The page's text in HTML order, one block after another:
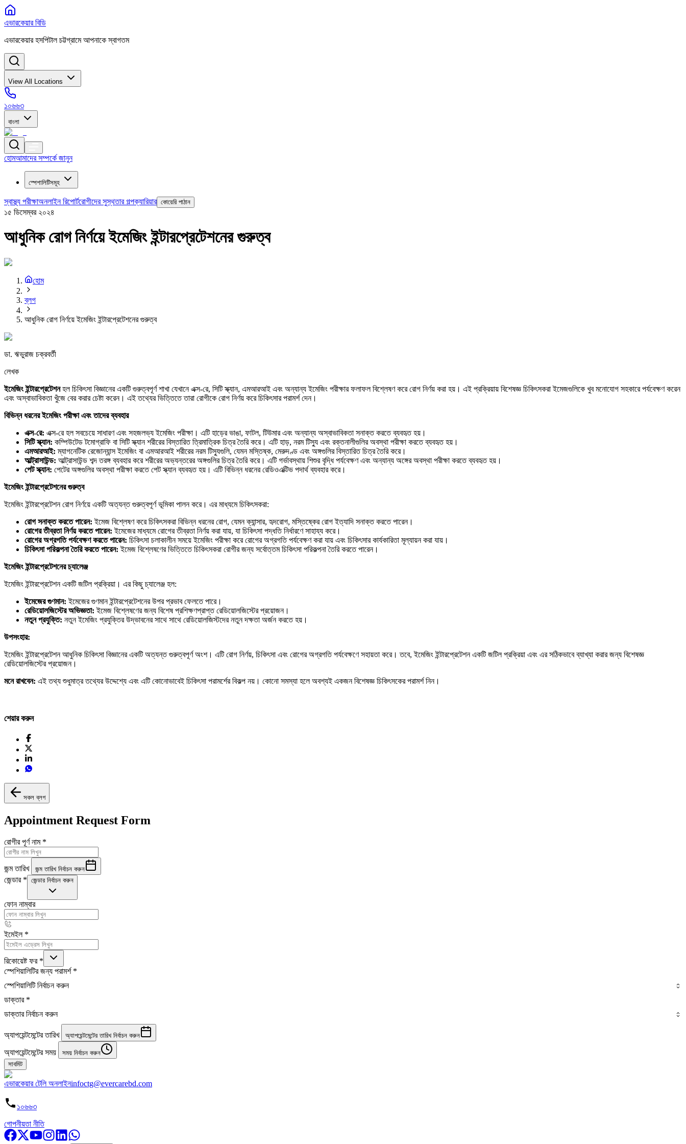
এভারকেয়ার বিডি
এভারকেয়ার হসপিটাল চট্টগ্রামে আপনাকে স্বাগতম
View All Locations
১০৬৬৩
বাংলা
হোমআমাদের সম্পর্কে জানুন
স্পেশালিটিসমূহ
স্বাস্থ্য পরীক্ষাঅনলাইন রিপোর্টরোগীদের সুস্থতার গল্পক্যারিয়ার কোয়েরি পাঠান
১৫ ডিসেম্বর ২০২৪
আধুনিক রোগ নির্ণয়ে ইমেজিং ইন্টারপ্রেটেশনের গুরুত্ব
হোম
ব্লগ
আধুনিক রোগ নির্ণয়ে ইমেজিং ইন্টারপ্রেটেশনের গুরুত্ব
ডা. ঋভুরাজ চক্রবর্তী
লেখক
ইমেজিংইন্টারপ্রেটেশনহল চিকিৎসা বিজ্ঞানের একটি গুরুত্বপূর্ণ শাখা যেখানে এক্স-রে, সিটি স্ক্যান, এমআরআই এবং অন্যান্য ইমেজিং পরীক্ষার ফলাফল বিশ্লেষণ করে রোগ নির্ণয় করা হয়। এই প্রক্রিয়ায় বিশেষজ্ঞ চিকিৎসকরা ইমেজগুলিকে খুব মনোযোগ সহকারে পর্যবেক্ষণ করেন
এবং অস্বাভাবিকতা খুঁজে বের করার চেষ্টা করেন। এই তথ্যের ভিত্তিতে তারা রোগীকে রোগ নির্ণয় করে চিকিৎসার পরামর্শ দেন।
বিভিন্নধরনেরইমেজিংপরীক্ষাএবংতাদেরব্যবহার
এক্স-রে: এক্স-রে হল সবচেয়ে সাধারণ এবং সহজলভ্য ইমেজিং পরীক্ষা। এটি হাড়ের ভাঙা, ফাটল, টিউমার এবং অন্যান্য অস্বাভাবিকতা সনাক্ত করতে ব্যবহৃত হয়।
সিটিস্ক্যান: কম্পিউটেড টমোগ্রাফি বা সিটি স্ক্যান শরীরের বিস্তারিত ত্রিমাত্রিক চিত্র তৈরি করে। এটি হাড়, নরম টিস্যু এবং রক্তনালীগুলির অবস্থা পরীক্ষা করতে ব্যবহৃত হয়।
এমআরআই: ম্যাগনেটিক রেজোন্যান্স ইমেজিং বা এমআরআই শরীরের নরম টিস্যুগুলি, যেমন মস্তিষ্ক, মেরুদণ্ড এবং অঙ্গগুলির বিস্তারিত চিত্র তৈরি করে।
আল্ট্রাসাউন্ড: আল্ট্রাসাউন্ড শব্দ তরঙ্গ ব্যবহার করে শরীরের অভ্যন্তরের অঙ্গগুলির চিত্র তৈরি করে। এটি গর্ভাবস্থায় শিশুর বৃদ্ধি পর্যবেক্ষণ এবং অন্যান্য অঙ্গের অবস্থা পরীক্ষা করতে ব্যবহৃত হয়।
পেটস্ক্যান: পেটের অঙ্গগুলির অবস্থা পরীক্ষা করতে পেট স্ক্যান ব্যবহৃত হয়। এটি বিভিন্ন ধরনের রেডিওএক্টিভ পদার্থ ব্যবহার করে।
ইমেজিংইন্টারপ্রেটেশনেরগুরুত্ব
ইমেজিং ইন্টারপ্রেটেশন রোগ নির্ণয়ে একটি অত্যন্ত গুরুত্বপূর্ণ ভূমিকা পালন করে। এর মাধ্যমে চিকিৎসকরা:
রোগসনাক্তকরতেপারেন: ইমেজ বিশ্লেষণ করে চিকিৎসকরা বিভিন্ন ধরনের রোগ, যেমন ক্যান্সার, হৃদরোগ, মস্তিষ্কের রোগ ইত্যাদি সনাক্ত করতে পারেন।
রোগেরতীব্রতানির্ণয়করতেপারেন: ইমেজের মাধ্যমে রোগের তীব্রতা নির্ণয় করা যায়, যা চিকিৎসা পদ্ধতি নির্ধারণে সাহায্য করে।
রোগেরঅগ্রগতিপর্যবেক্ষণকরতেপারেন: চিকিৎসা চলাকালীন সময়ে ইমেজিং পরীক্ষা করে রোগের অগ্রগতি পর্যবেক্ষণ করা যায় এবং চিকিৎসার কার্যকারিতা মূল্যায়ন করা যায়।
চিকিৎসাপরিকল্পনাতৈরিকরতেপারেন: ইমেজ বিশ্লেষণের ভিত্তিতে চিকিৎসকরা রোগীর জন্য সর্বোত্তম চিকিৎসা পরিকল্পনা তৈরি করতে পারেন।
ইমেজিংইন্টারপ্রেটেশনেরচ্যালেঞ্জ
ইমেজিং ইন্টারপ্রেটেশন একটি জটিল প্রক্রিয়া। এর কিছু চ্যালেঞ্জ হল:
ইমেজেরগুণমান: ইমেজের গুণমান ইন্টারপ্রেটেশনের উপর প্রভাব ফেলতে পারে।
রেডিয়োলজিস্টেরঅভিজ্ঞতা: ইমেজ বিশ্লেষণের জন্য বিশেষ প্রশিক্ষণপ্রাপ্ত রেডিয়োলজিস্টের প্রয়োজন।
নতুনপ্রযুক্তি: নতুন ইমেজিং প্রযুক্তির উদ্ভাবনের সাথে সাথে রেডিয়োলজিস্টদের নতুন দক্ষতা অর্জন করতে হয়।
উপসংহার:
ইমেজিং ইন্টারপ্রেটেশন আধুনিক চিকিৎসা বিজ্ঞানের একটি অত্যন্ত গুরুত্বপূর্ণ অংশ। এটি রোগ নির্ণয়, চিকিৎসা এবং রোগের অগ্রগতি পর্যবেক্ষণে সহায়তা করে। তবে, ইমেজিং ইন্টারপ্রেটেশন একটি জটিল প্রক্রিয়া এবং এর সঠিকভাবে ব্যাখ্যা করার জন্য বিশেষজ্ঞ
রেডিয়োলজিস্টের প্রয়োজন।
মনেরাখবেন: এই তথ্য শুধুমাত্র তথ্যের উদ্দেশ্যে এবং এটি কোনোভাবেই চিকিৎসা পরামর্শের বিকল্প নয়। কোনো সমস্যা হলে অবশ্যই একজন বিশেষজ্ঞ চিকিৎসকের পরামর্শ নিন।
শেয়ার করুন
সকল ব্লগ
Appointment Request Form
রোগীর পূর্ণ নাম *
জন্ম তারিখ জন্ম তারিখ নির্বাচন করুন
জেন্ডার * জেন্ডার নির্বাচন করুন
ফোন নাম্বার
ইমেইল *
রিকোয়েষ্ট ফর *
স্পেশিয়ালিটির জন্য পরামর্শ *
স্পেশিয়ালিটি নির্বাচন করুন
ডাক্তার *
ডাক্তার নির্বাচন করুন
অ্যাপয়েন্টমেন্টের তারিখ অ্যাপয়েন্টমেন্টের তারিখ নির্বাচন করুন
অ্যাপয়েন্টমেন্টের সময়
সময় নির্বাচন করুন
সাবমিট
এভারকেয়ার টেলি অনলাইনinfoctg@evercarebd.com
১০৬৬৩
গোপনীয়তা নীতি